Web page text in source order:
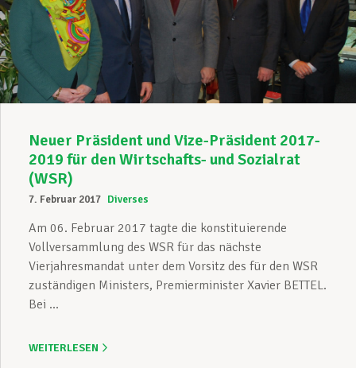
Neuer Präsident und Vize-Präsident 2017-
2019 für den Wirtschafts- und Sozialrat
(WSR)
7. Februar 2017 Diverses
Am 06. Februar 2017 tagte die konstituierende
Vollversammlung des WSR für das nächste
Vierjahresmandat unter dem Vorsitz des für den WSR
zuständigen Ministers, Premierminister Xavier BETTEL.
Bei ...
WEITERLESEN